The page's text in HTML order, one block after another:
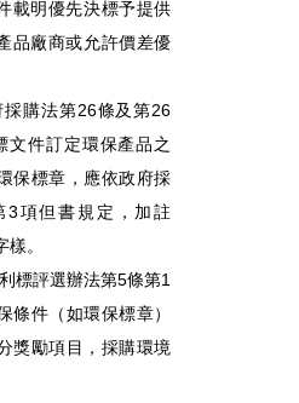
載明優先決標予提供
品廠商或允許價差優
採購法第26條及第26
文件訂定環保產品之
保標章，應依政府採
3項但書規定，加註
樣。
標評選辦法第5條第1
條件（如環保標章）
獎勵項目，採購環境